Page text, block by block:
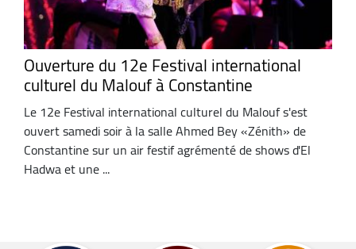
Ouverture du 12e Festival international
culturel du Malouf à Constantine
Le 12e Festival international culturel du Malouf s'est
ouvert samedi soir à la salle Ahmed Bey «Zénith» de
Constantine sur un air festif agrémenté de shows d'El
Hadwa et une ...